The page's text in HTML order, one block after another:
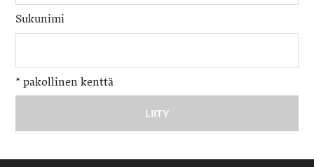
Sukunimi
* pakollinen kenttä